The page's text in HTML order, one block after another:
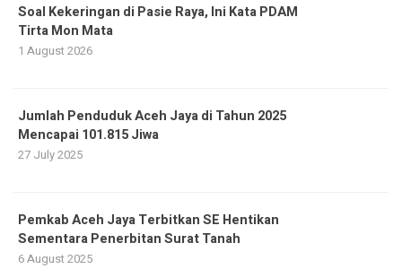
Soal Kekeringan di Pasie Raya, Ini Kata PDAM
Tirta Mon Mata
1 August 2026
Jumlah Penduduk Aceh Jaya di Tahun 2025
Mencapai 101.815 Jiwa
27 July 2025
Pemkab Aceh Jaya Terbitkan SE Hentikan
Sementara Penerbitan Surat Tanah
6 August 2025